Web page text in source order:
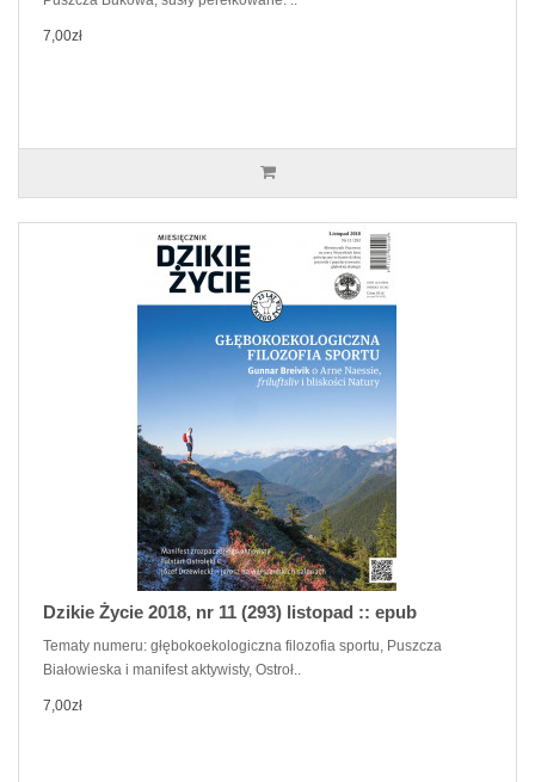
7,00zł
Dzikie Życie 2018, nr 11 (293) listopad :: epub
Tematy numeru: głębokoekologiczna filozofia sportu, Puszcza
Białowieska i manifest aktywisty, Ostroł..
7,00zł